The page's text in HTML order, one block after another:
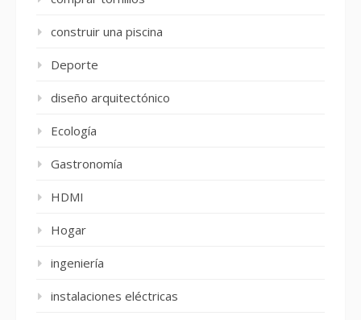
construir una piscina
Deporte
diseño arquitectónico
Ecología
Gastronomía
HDMI
Hogar
ingeniería
instalaciones eléctricas